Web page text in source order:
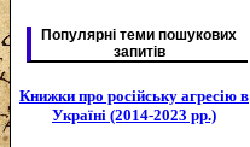
Популярні теми пошукових
запитів
Книжки про російську агресію в
Україні (2014-2023 рр.)